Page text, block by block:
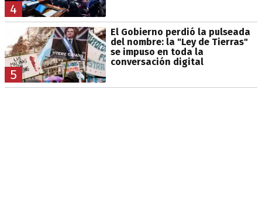
4
5
El Gobierno perdió la pulseada
del nombre: la "Ley de Tierras"
se impuso en toda la
conversación digital